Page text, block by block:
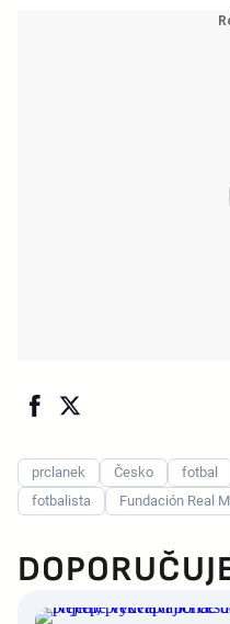
prclanek Česko fotbal
fotbalista
Fundación Real